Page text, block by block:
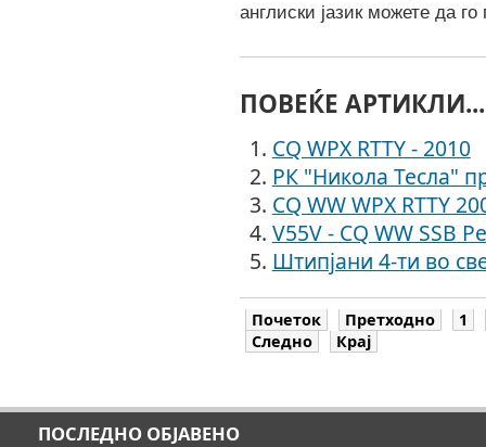
англиски јазик можете да
ПОВЕЌЕ АРТИКЛИ...
CQ WPX RTTY - 2010
РК "Никола Тесла"
CQ WW WPX RTTY
V55V - CQ WW SSB
Штипјани 4-ти во
Почеток Претходно
1
Следно
Крај
ПОСЛЕДНО ОБЈАВЕНО